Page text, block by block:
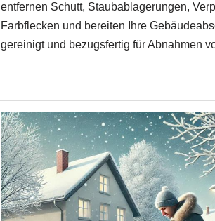
entfernen Schutt, Staubablagerungen,
Farbflecken und bereiten Ihre
gereinigt und bezugsfertig für Abnahmen